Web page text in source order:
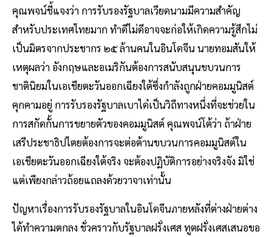
คุณพจน์ชี้แจงว่า การรับรองรัฐบาลเวียดนามมีความสำคัญ
สำหรับประเทศไทยมาก ทำดีไม่ดีอาจจะก่อให้เกิดความรู้สึกไม่
เป็นมิตรจากประชากร ๒๕ ล้านคนในอินโดจีน นายทอมสันให้
เหตุผลว่า อังกฤษและอเมริกันต้องการสนับสนุนขบวนการ
ชาตินิยมในเอเชียตะวันออกเฉียงใต้ซึ่งกำลังถูกฝ่ายคอมมูนิสต์
คุกคามอยู่ การรับรองรัฐบาลเบาได๋เป็นวิถีทางหนึ่งที่จะช่วยใน
การสกัดกั้นการขยายตัวของคอมมูนิสต์ คุณพจน์โต้ว่า ถ้าฝ่าย
เสรีประชาธิปไตยต้องการจะต่อต้านขบวนการคอมมูนิสต์ใน
เอเชียตะวันออกเฉียงใต้จริง จะต้องปฏิบัติการอย่างจริงจัง มิใช่
แต่เพียงกล่าวถ้อยแถลงด้วยวาจาเท่านั้น
ปัญหาเรื่องการรับรองรัฐบาลในอินโดจีนภายหลังที่ต่างฝ่ายต่าง
ได้ทำความตกลง ชั่วคราวกับรัฐบาลฝรั่งเศส ทูตฝรั่งเศสเสนอขอ